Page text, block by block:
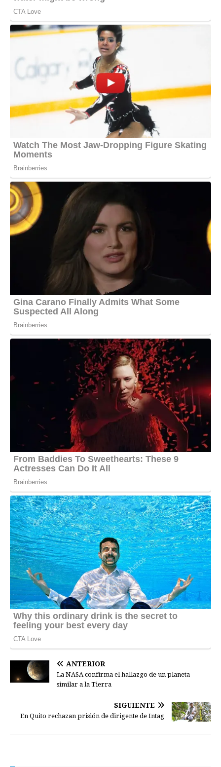
ANTERIOR
La NASA confirma el hallazgo de un planeta
similar a la Tierra
SIGUIENTE
En Quito rechazan prisión de dirigente de Intag